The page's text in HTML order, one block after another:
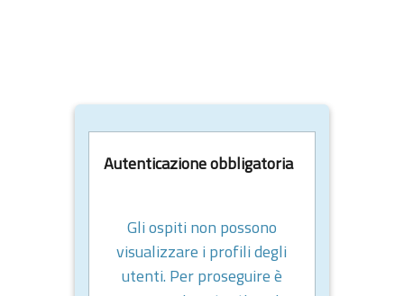
Autenticazione obbligatoria
Gli ospiti non possono
visualizzare i profili degli
utenti. Per proseguire è